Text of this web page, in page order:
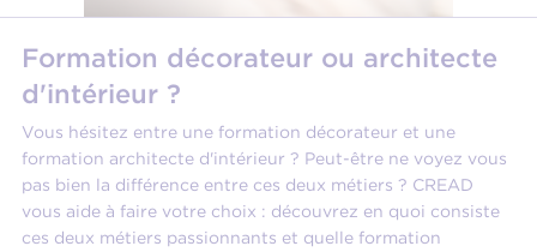
Formation décorateur ou architecte
d'intérieur ?
Vous hésitez entre une formation décorateur et une
formation architecte d'intérieur ? Peut-être ne voyez vous
pas bien la différence entre ces deux métiers ? CREAD
vous aide à faire votre choix : découvrez en quoi consiste
ces deux métiers passionnants et quelle formation